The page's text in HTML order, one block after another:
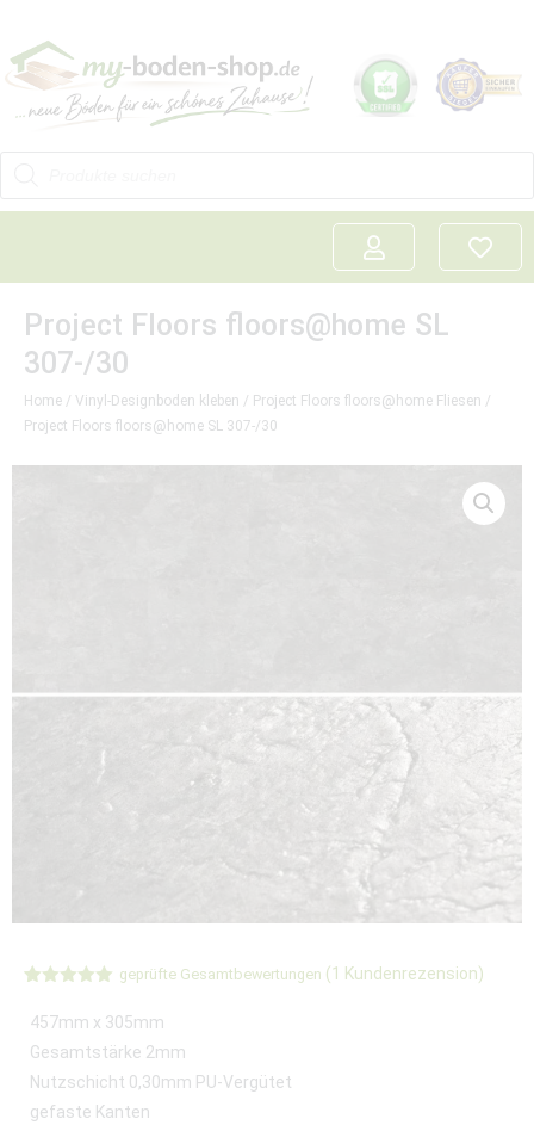
Project Floors floors@home SL
307-/30
Home / Vinyl-Designboden kleben / Project Floors floors@home Fliesen /
Project Floors floors@home SL 307-/30
mit5.00
von 5,
basierend
Kundenbewertung
geprüfte Gesamtbewertungen (1 Kundenrezension)
457mm x 305mm
Gesamtstärke 2mm
Nutzschicht 0,30mm PU-Vergütet
gefaste Kanten